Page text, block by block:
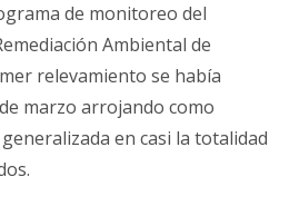
de monitoreo del
Ambiental de
relevamiento se había
marzo arrojando como
en casi la totalidad